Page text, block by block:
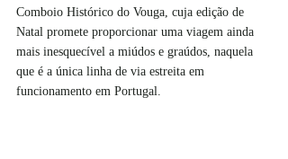
Comboio Histórico do Vouga, cuja edição de
Natal promete proporcionar uma viagem ainda
mais inesquecível a miúdos e graúdos, naquela
que é a única linha de via estreita em
funcionamento em Portugal.